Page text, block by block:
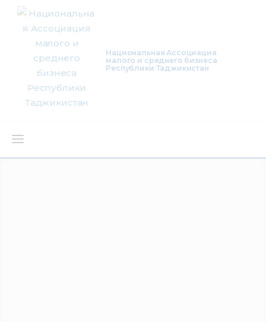
Национальная Ассоциация
малого и среднего бизнеса
Республики Таджикистан
О нас